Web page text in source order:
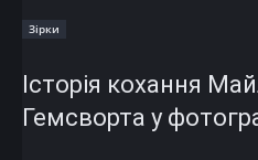
Зірки
Історія кохання
Гемсворта у